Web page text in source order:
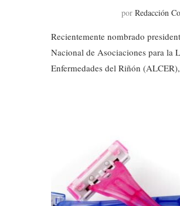
por Redacción
Recientemente nombrado
Nacional de Asociaciones para la
Enfermedades del Riñón